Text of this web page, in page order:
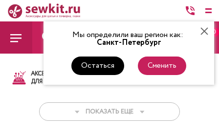
Мы определили ваш регион как:
Санкт-Петербург
Остаться Сменить
0
АКСЕССУАРЫ
ДЛЯ ШИТЬЯ
ТКАНИ НИТКИ
ПОКАЗАТЬ ЕЩЕ